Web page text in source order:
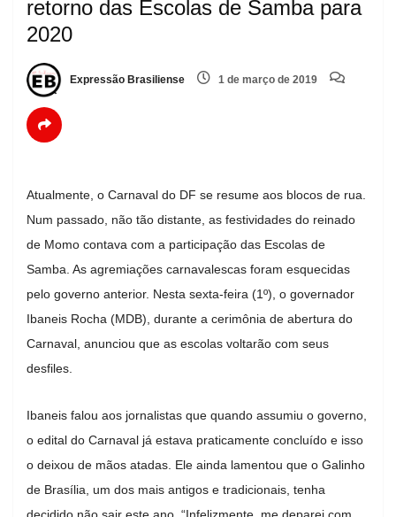
retorno das Escolas de Samba para
2020
Expressão Brasiliense 1 de março de 2019
Atualmente, o Carnaval do DF se resume aos blocos de rua.
Num passado, não tão distante, as festividades do reinado
de Momo contava com a participação das Escolas de
Samba. As agremiações carnavalescas foram esquecidas
pelo governo anterior. Nesta sexta-feira (1º), o governador
Ibaneis Rocha (MDB), durante a cerimônia de abertura do
Carnaval, anunciou que as escolas voltarão com seus
desfiles.
Ibaneis falou aos jornalistas que quando assumiu o governo,
o edital do Carnaval já estava praticamente concluído e isso
o deixou de mãos atadas. Ele ainda lamentou que o Galinho
de Brasília, um dos mais antigos e tradicionais, tenha